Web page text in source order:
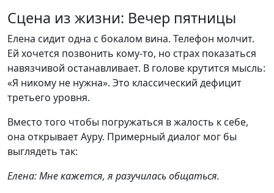
Сцена из жизни: Вечер пятницы
Елена сидит одна с бокалом вина. Телефон молчит.
Ей хочется позвонить кому-то, но страх показаться
навязчивой останавливает. В голове крутится мысль:
«Я никому не нужна». Это классический дефицит
третьего уровня.
Вместо того чтобы погружаться в жалость к себе,
она открывает Ауру. Примерный диалог мог бы
выглядеть так:
Елена: Мне кажется, я разучилась общаться.